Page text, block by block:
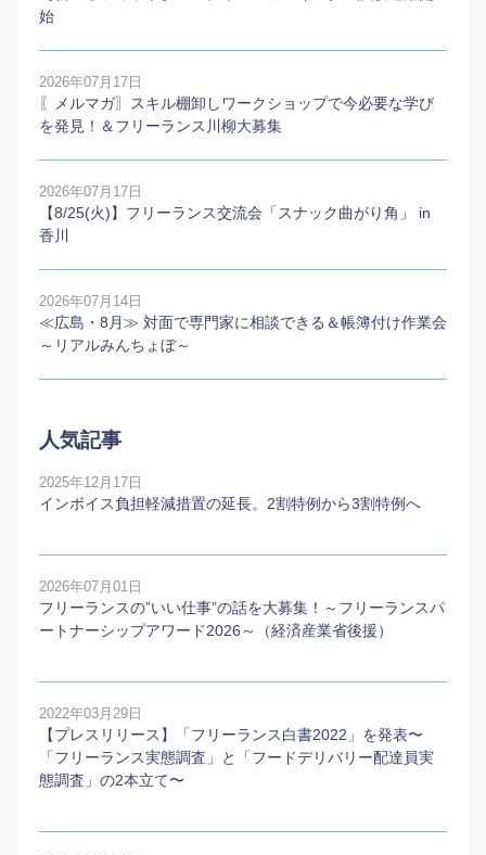
始
2026年07月17日
〖メルマガ〗スキル棚卸しワークショップで今必要な学び
を発見！＆フリーランス川柳大募集
2026年07月17日
【8/25(火)】フリーランス交流会「スナック曲がり角」 in
香川
2026年07月14日
≪広島・8月≫ 対面で専門家に相談できる＆帳簿付け作業会
～リアルみんちょぼ～
人気記事
2025年12月17日
インボイス負担軽減措置の延長。2割特例から3割特例へ
2026年07月01日
フリーランスの”いい仕事”の話を大募集！～フリーランスパ
ートナーシップアワード2026～（経済産業省後援）
2022年03月29日
【プレスリリース】「フリーランス白書2022」を発表〜
「フリーランス実態調査」と「フードデリバリー配達員実
態調査」の2本⽴て〜